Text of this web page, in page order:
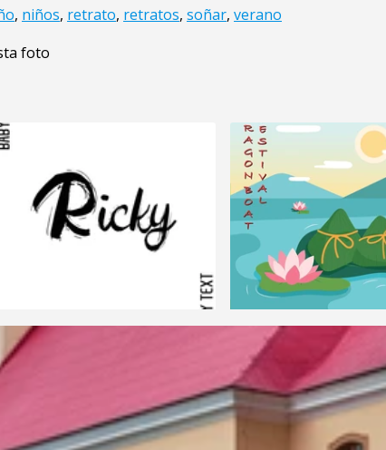
, niños, retrato, retratos, soñar, verano
foto